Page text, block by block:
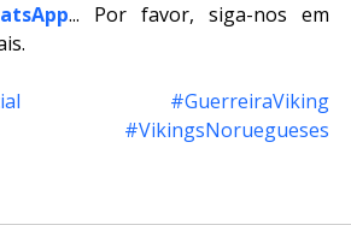
... Por favor, siga-nos em
#GuerreiraViking
#VikingsNoruegueses